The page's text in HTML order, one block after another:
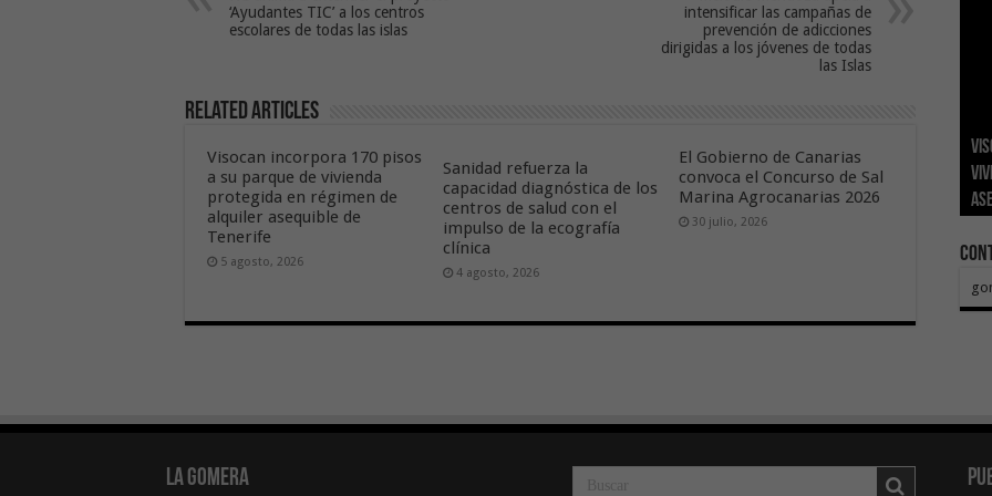
‘Ayudantes TIC’ a los centros
escolares de todas las islas
intensificar las campañas de
prevención de adicciones
dirigidas a los jóvenes de todas
las Islas
Related Articles
Visocan incorpora 170 pisos
a su parque de vivienda
protegida en régimen de
alquiler asequible de
Tenerife
5 agosto, 2026
Sanidad refuerza la
capacidad diagnóstica de los
centros de salud con el
impulso de la ecografía
clínica
4 agosto, 2026
El Gobierno de Canarias
convoca el Concurso de Sal
Marina Agrocanarias 2026
30 julio, 2026
El
La
El
La Gomera